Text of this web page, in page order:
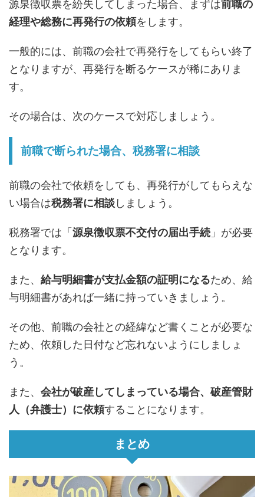
源泉徴収票を紛失してしまった場合、まずは前職の
経理や総務に再発行の依頼をします。
一般的には、前職の会社で再発行をしてもらい終了
となりますが、再発行を断るケースが稀にありま
す。
その場合は、次のケースで対応しましょう。
前職で断られた場合、税務署に相談
前職の会社で依頼をしても、再発行がしてもらえな
い場合は税務署に相談しましょう。
税務署では「 源泉徴収票不交付の届出手続 」が必要
となります。
また、 給与明細書が支払金額の証明になるため、給
与明細書があれば一緒に持っていきましょう。
その他、前職の会社との経緯など書くことが必要な
ため、依頼した日付など忘れないようにしましょ
う。
また、 会社が破産してしまっている場合、破産管財
人（弁護士）に依頼することになります。
まとめ